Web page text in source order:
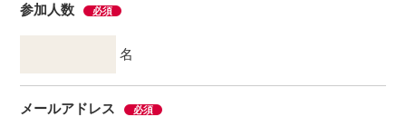
参加人数 必須
名
メールアドレス 必須